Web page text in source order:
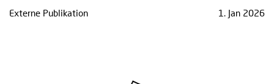
Externe Publikation 1. Jan 2026